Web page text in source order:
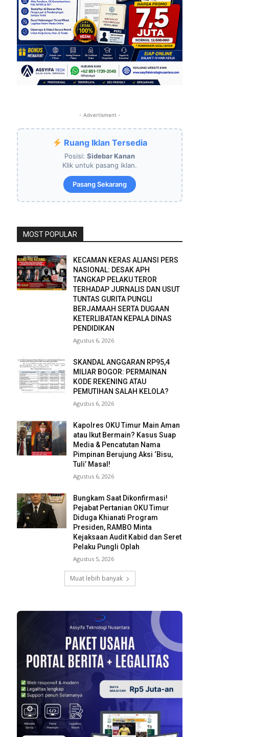
- Advertisment -
Ruang Iklan Tersedia
Posisi: Sidebar Kanan
Klik untuk pasang iklan.
Pasang Sekarang
MOST POPULAR
KECAMAN KERAS ALIANSI PERS
NASIONAL: DESAK APH
TANGKAP PELAKU TEROR
TERHADAP JURNALIS DAN USUT
TUNTAS GURITA PUNGLI
BERJAMAAH SERTA DUGAAN
KETERLIBATAN KEPALA DINAS
PENDIDIKAN
Agustus 6, 2026
SKANDAL ANGGARAN RP95,4
MILIAR BOGOR: PERMAINAN
KODE REKENING ATAU
PEMUTIHAN SALAH KELOLA?
Agustus 6, 2026
Kapolres OKU Timur Main Aman
atau Ikut Bermain? Kasus Suap
Media & Pencatutan Nama
Pimpinan Berujung Aksi ‘Bisu,
Tuli’ Masal!
Agustus 6, 2026
Bungkam Saat Dikonfirmasi!
Pejabat Pertanian OKU Timur
Diduga Khianati Program
Presiden, RAMBO Minta
Kejaksaan Audit Kabid dan Seret
Pelaku Pungli Oplah
Agustus 5, 2026
Muat lebih banyak